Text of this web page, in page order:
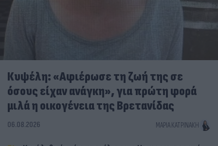
Κυψέλη: «Αφιέρωσε τη ζωή της σε
όσους είχαν ανάγκη», για πρώτη φορά
μιλά η οικογένεια της Βρετανίδας
06.08.2026 ΜΑΡΊΑ ΚΑΤΡΙΝΆΚΗ